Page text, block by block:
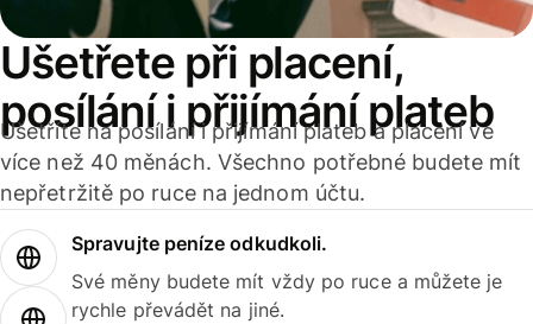
Ušetřete při placení,
posílání i přijímání plateb
Ušetříte na posílání i přijímání plateb a placení ve
více než 40 měnách. Všechno potřebné budete mít
nepřetržitě po ruce na jednom účtu.
Spravujte peníze odkudkoli.
Své měny budete mít vždy po ruce a můžete je
rychle převádět na jiné.